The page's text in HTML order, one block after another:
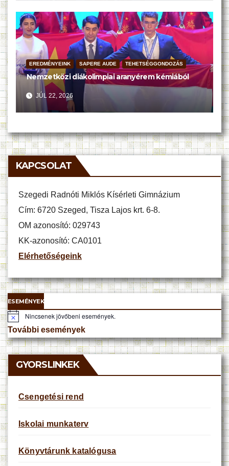
EREDMÉNYEINK SAPERE AUDE TEHETSÉGGONDOZÁS
Nemzetközi diákolimpiai aranyérem kémiából
JÚL 22, 2026
KAPCSOLAT
Szegedi Radnóti Miklós Kísérleti Gimnázium
Cím: 6720 Szeged, Tisza Lajos krt. 6-8.
OM azonosító: 029743
KK-azonosító: CA0101
Elérhetőségeink
ESEMÉNYEK
N
o
t
i
c
e
Nincsenek jövőbeni események.
További események
GYORSLINKEK
Csengetési rend
Iskolai munkaterv
Könyvtárunk katalógusa